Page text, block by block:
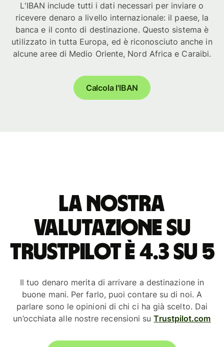
L'IBAN include tutti i dati necessari per inviare o
ricevere denaro a livello internazionale: il paese, la
banca e il conto di destinazione. Questo sistema è
utilizzato in tutta Europa, ed è riconosciuto anche in
alcune aree di Medio Oriente, Nord Africa e Caraibi.
Calcola l'IBAN
La nostra
valutazione su
Trustpilot è 4.3 su 5
Il tuo denaro merita di arrivare a destinazione in
buone mani. Per farlo, puoi contare su di noi. A
parlare sono le opinioni di chi ci ha già scelto. Dai
un’occhiata alle nostre recensioni suTrustpilot.com